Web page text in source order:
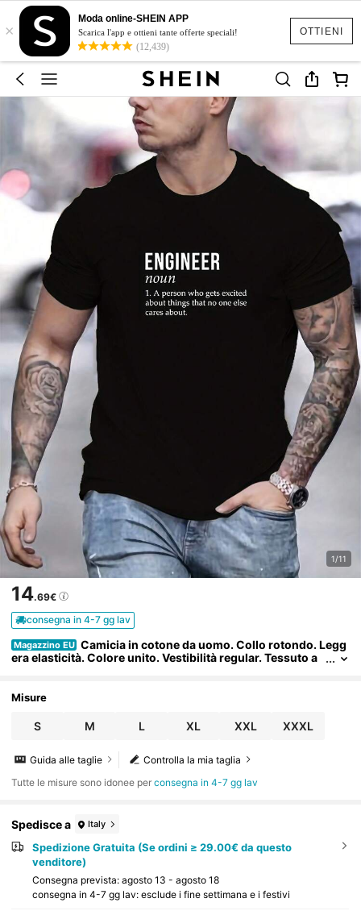
OTTIENI
×
Moda online-SHEIN APP
Scarica l'app e ottieni tante offerte speciali!
(12,439)
1/11
14.69€
consegna in 4-7 gg lav
Magazzino EU Camicia in cotone da uomo. Collo rotondo. Legg
era elasticità. Colore unito. Vestibilità regular. Tessuto a
Misure
S M L XL XXL XXXL
Controlla la mia taglia
Guida alle taglie
Tutte le misure sono idonee perconsegna in 4-7 gg lav
Spedisce a Italy
Spedizione Gratuita (Se ordini ≥ 29.00€ da questo
venditore)
Consegna prevista: agosto 13 - agosto 18
consegna in 4-7 gg lav: esclude i fine settimana e i festivi